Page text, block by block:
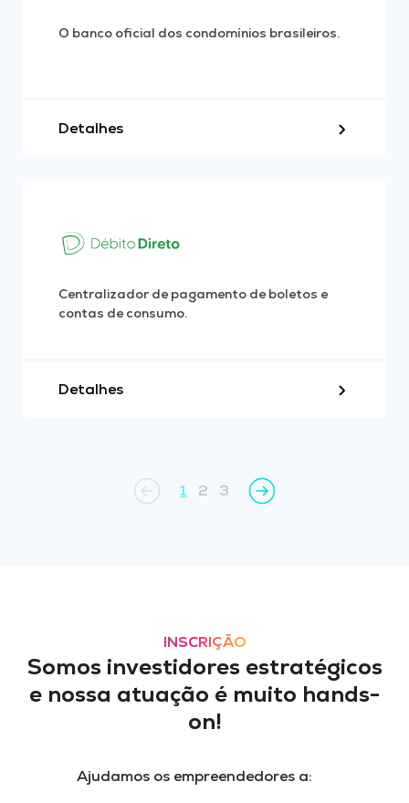
O banco oficial dos condomínios brasileiros.
Detalhes
Centralizador de pagamento de boletos e
contas de consumo.
Detalhes
« 1 2 3 »
INSCRIÇÃO
Somos investidores estratégicos
e nossa atuação é muito hands-
on!
Ajudamos os empreendedores a: